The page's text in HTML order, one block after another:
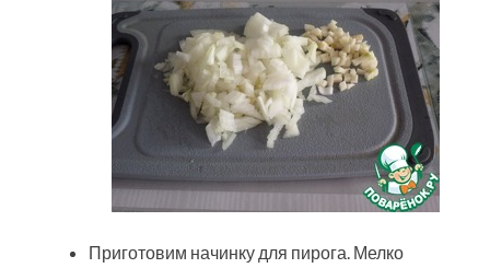
Приготовим начинку для пирога. Мелко